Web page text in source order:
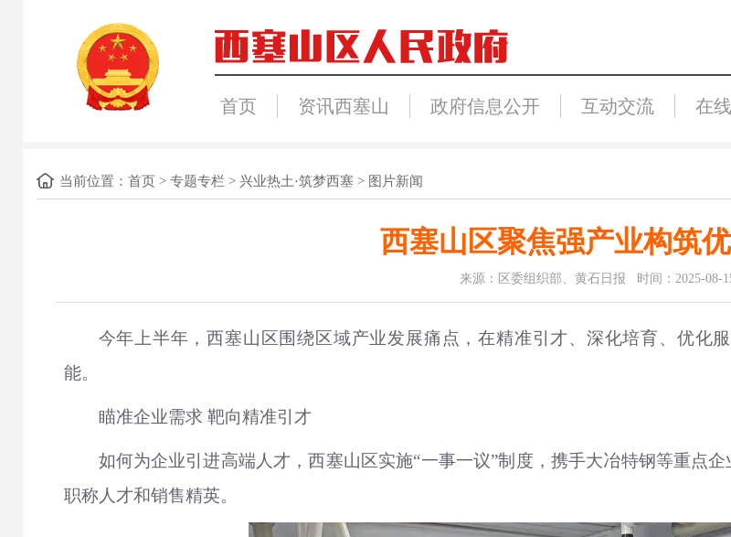
首页 资讯西塞山 政府信息公开 互动交流 在
当前位置： 首页> 专题专栏 > 兴业热土·筑梦西塞 > 图片新闻
西塞山区聚焦强产业构筑
来源：区委组织部、黄石日报 时间：2025-08-
今年上半年，西塞山区围绕区域产业发展痛点，在精准引才、深化培育、优化
能。
瞄准企业需求 靶向精准引才
如何为企业引进高端人才，西塞山区实施“一事一议”制度，携手大冶特钢等重点
职称人才和销售精英。